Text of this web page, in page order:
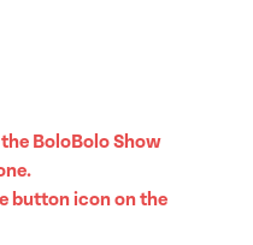
BoloBolo Show
button icon on the